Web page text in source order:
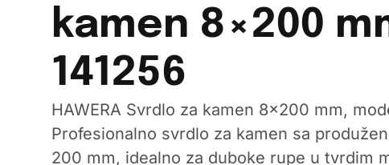
kamen 8×200
141256
HAWERA Svrdlo za kamen 8×200 mm,
Profesionalno svrdlo za kamen sa
200 mm, idealno za duboke rupe u tvrdim